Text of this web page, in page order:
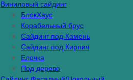
Виниловый сайдинг
БлокХаус
Корабельный брус
Сайдинг под Камень
Сайдинг под Кирпич
Елочка
Под дерево